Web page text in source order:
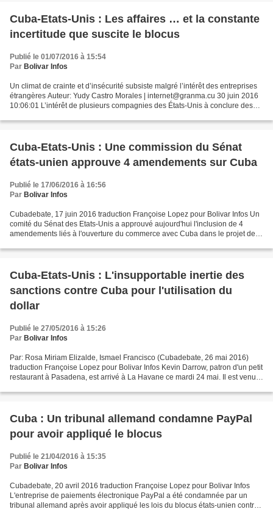
Cuba-Etats-Unis : Les affaires … et la constante
incertitude que suscite le blocus
Publié le 01/07/2016 à 15:54
Par Bolivar Infos
Un climat de crainte et d’insécurité subsiste malgré l’intérêt des entreprises
étrangères Auteur: Yudy Castro Morales | internet@granma.cu 30 juin 2016
10:06:01 L’intérêt de plusieurs compagnies des États-Unis à conclure des
Cuba-Etats-Unis : Une commission du Sénat
états-unien approuve 4 amendements sur Cuba
Publié le 17/06/2016 à 16:56
Par Bolivar Infos
Cubadebate, 17 juin 2016 traduction Françoise Lopez pour Bolivar Infos Un
comité du Sénat des Etats-Unis a approuvé aujourd'hui l'inclusion de 4
amendements liés à l'ouverture du commerce avec Cuba dans le projet de
Cuba-Etats-Unis : L'insupportable inertie des
sanctions contre Cuba pour l'utilisation du
dollar
Publié le 27/05/2016 à 15:26
Par Bolivar Infos
Par: Rosa Miriam Elizalde, Ismael Francisco (Cubadebate, 26 mai 2016)
traduction Françoise Lopez pour Bolivar Infos Kevin Darrow, patron d'un petit
restaurant à Pasadena, est arrivé à La Havane ce mardi 24 mai. Il est venu
Cuba : Un tribunal allemand condamne PayPal
pour avoir appliqué le blocus
Publié le 21/04/2016 à 15:35
Par Bolivar Infos
Cubadebate, 20 avril 2016 traduction Françoise Lopez pour Bolivar Infos
L'entreprise de paiements électronique PayPal a été condamnée par un
tribunal allemand après avoir appliqué les lois du blocus états-unien contre